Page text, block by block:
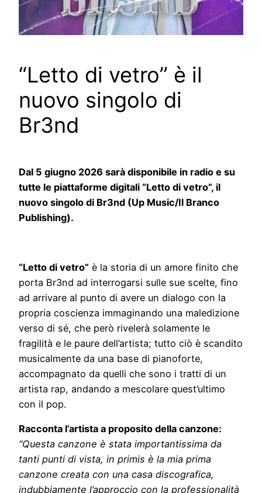
“Letto di vetro” è il
nuovo singolo di
Br3nd
Dal 5 giugno 2026 sarà disponibile in radio e su
tutte le piattaforme digitali “Letto di vetro”, il
nuovo singolo di Br3nd (Up Music/Il Branco
Publishing).
“Letto di vetro” è la storia di un amore finito che
porta Br3nd ad interrogarsi sulle sue scelte, fino
ad arrivare al punto di avere un dialogo con la
propria coscienza immaginando una maledizione
verso di sé, che però rivelerà solamente le
fragilità e le paure dell’artista; tutto ciò è scandito
musicalmente da una base di pianoforte,
accompagnato da quelli che sono i tratti di un
artista rap, andando a mescolare quest’ultimo
con il pop.
Racconta l’artista a proposito della canzone:
“Questa canzone è stata importantissima da
tanti punti di vista, in primis è la mia prima
canzone creata con una casa discografica,
indubbiamente l’approccio con la professionalità